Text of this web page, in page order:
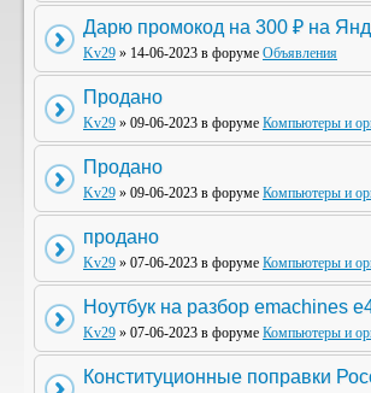
Дарю промокод на 300 ₽ на
Kv29 » 14-06-2023 в форуме Объявления
Продано
Kv29 » 09-06-2023 в форуме Компьютеры и
Продано
Kv29 » 09-06-2023 в форуме Компьютеры и
продано
Kv29 » 07-06-2023 в форуме Компьютеры и
Ноутбук на разбор emachines
Kv29 » 07-06-2023 в форуме Компьютеры и
Конституционные поправки